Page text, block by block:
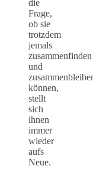
die
Frage,
ob sie
trotzdem
jemals
zusammenfinden
und
können,
stellt
sich
ihnen
immer
wieder
aufs
Neue.